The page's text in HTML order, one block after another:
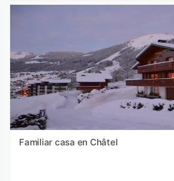
Familiar casa en Châtel